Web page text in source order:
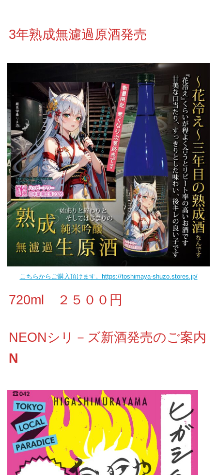
3年熟成無濾過原酒発売
こちらからご購入頂けます。https://toshimaya-shuzo.stores.jp/
720ml ２５００円
NEONシリ－ズ新酒発売のご案内
N